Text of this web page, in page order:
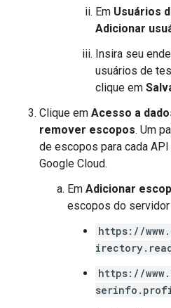
Em Usuários
Adicionar
Insira seu
usuários de
clique em
Clique em Acesso a
remover escopos. Um
de escopos para cada
Google Cloud.
Em Adicionar
escopos do
https://
https://